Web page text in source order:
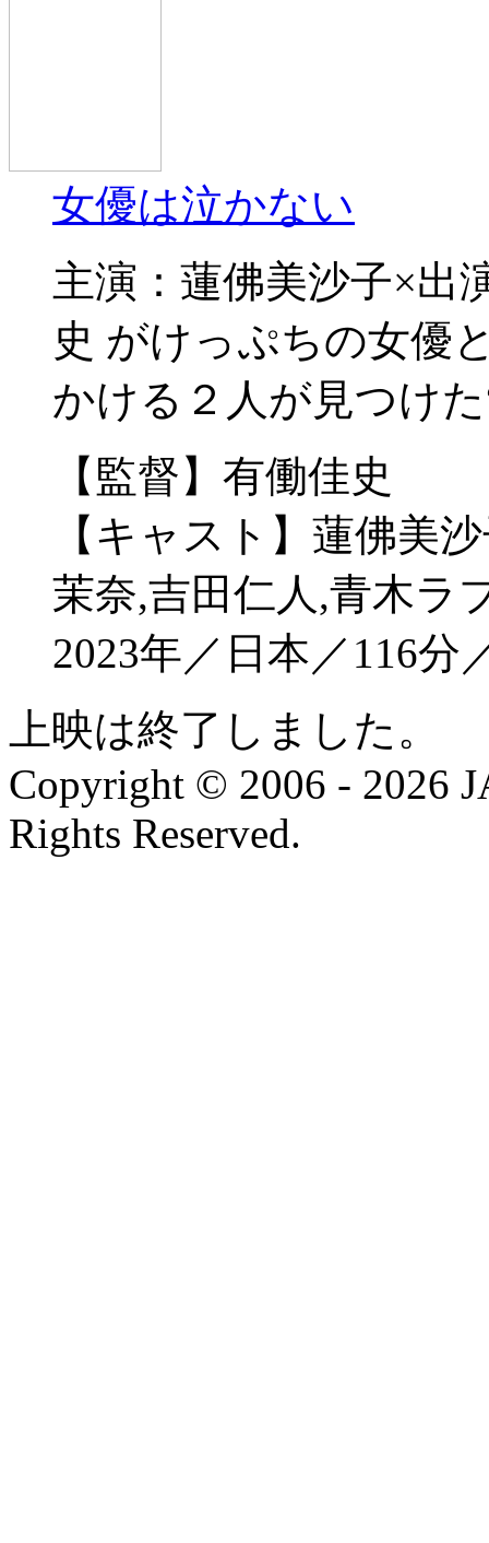
女優は泣かない
主演：蓮佛美沙子×出
史 がけっぷちの女優
かける２人が見つけ
【監督】有働佳史
【キャスト】蓮佛美
茉奈,吉⽥仁⼈,青木ラ
2023年／日本／116分
上映は終了しました。
Copyright © 2006 - 2026
Rights Reserved.